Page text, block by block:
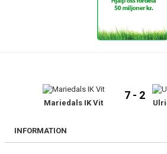
BILDGALLERI
DOKUMENT
Mariedals IK Vit
7 - 2
INFORMATION